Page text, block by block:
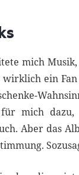
mich
ein
mich dazu,
Aber das